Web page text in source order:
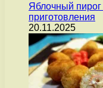
Яблочный пирог
приготовления
20.11.2025